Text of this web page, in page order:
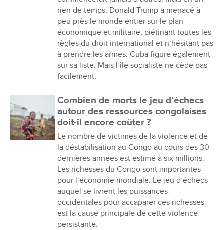
rien de temps, Donald Trump a menacé à
peu près le monde entier sur le plan
économique et militaire, piétinant toutes les
règles du droit international et n’hésitant pas
à prendre les armes. Cuba figure également
sur sa liste. Mais l’île socialiste ne cède pas
facilement.
Combien de morts le jeu d’échecs
autour des ressources congolaises
doit-il encore coûter ?
Le nombre de victimes de la violence et de
la déstabilisation au Congo au cours des 30
dernières années est estimé à six millions.
Les richesses du Congo sont importantes
pour l’économie mondiale. Le jeu d’échecs
auquel se livrent les puissances
occidentales pour accaparer ces richesses
est la cause principale de cette violence
persistante.